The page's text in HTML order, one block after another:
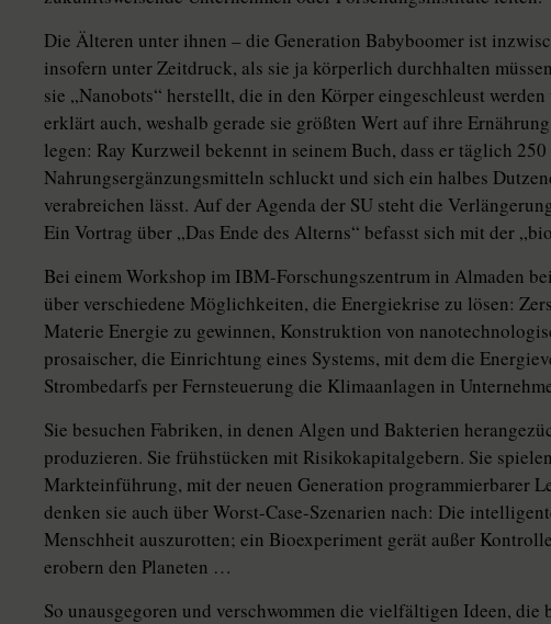
Die Älteren unter ihnen – die Generation Babyboomer ist
insofern unter Zeitdruck, als sie ja körperlich durchhalten
sie „Nanobots“ herstellt, die in den Körper eingeschleust
erklärt auch, weshalb gerade sie größten Wert auf ihre
legen: Ray Kurzweil bekennt in seinem Buch, dass er täglich 250
Nahrungsergänzungsmitteln schluckt und sich ein halbes
verabreichen lässt. Auf der Agenda der SU steht die
Ein Vortrag über „Das Ende des Alterns“ befasst sich mit der
Bei einem Workshop im IBM-Forschungszentrum in Almaden
über verschiedene Möglichkeiten, die Energiekrise zu lösen:
Materie Energie zu gewinnen, Konstruktion von
prosaischer, die Einrichtung eines Systems, mit dem die
Strombedarfs per Fernsteuerung die Klimaanlagen in
Sie besuchen Fabriken, in denen Algen und Bakterien
produzieren. Sie frühstücken mit Risikokapitalgebern. Sie
Markteinführung, mit der neuen Generation programmierbarer
denken sie auch über Worst-Case-Szenarien nach: Die
Menschheit auszurotten; ein Bioexperiment gerät außer
erobern den Planeten …
So unausgegoren und verschwommen die vielfältigen Ideen, die